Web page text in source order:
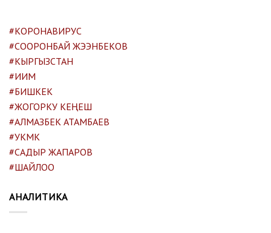
#КОРОНАВИРУС
#СООРОНБАЙ ЖЭЭНБЕКОВ
#КЫРГЫЗСТАН
#ИИМ
#БИШКЕК
#ЖОГОРКУ КЕҢЕШ
#АЛМАЗБЕК АТАМБАЕВ
#УКМК
#САДЫР ЖАПАРОВ
#ШАЙЛОО
АНАЛИТИКА